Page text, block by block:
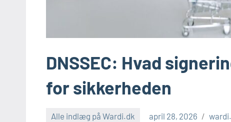
DNSSEC: Hvad
for sikkerheden
Alle indlæg på Wardi.dk april 28, 2026